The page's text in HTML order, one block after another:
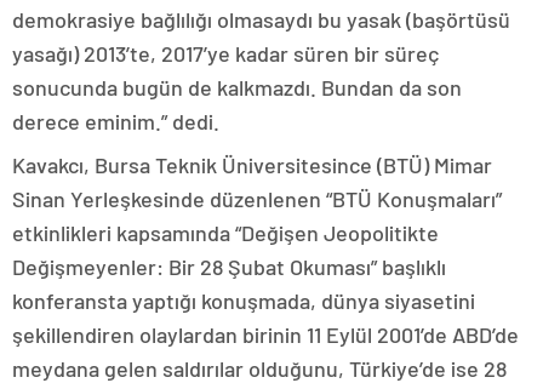
demokrasiye bağlılığı olmasaydı bu yasak (başörtüsü
yasağı) 2013’te, 2017’ye kadar süren bir süreç
sonucunda bugün de kalkmazdı. Bundan da son
derece eminim.” dedi.
Kavakcı, Bursa Teknik Üniversitesince (BTÜ) Mimar
Sinan Yerleşkesinde düzenlenen “BTÜ Konuşmaları”
etkinlikleri kapsamında “Değişen Jeopolitikte
Değişmeyenler: Bir 28 Şubat Okuması” başlıklı
konferansta yaptığı konuşmada, dünya siyasetini
şekillendiren olaylardan birinin 11 Eylül 2001’de ABD’de
meydana gelen saldırılar olduğunu, Türkiye’de ise 28